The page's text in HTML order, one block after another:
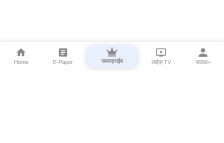
Home E-Paper सबस्क्राईब लाईव्ह TV सकाळ+